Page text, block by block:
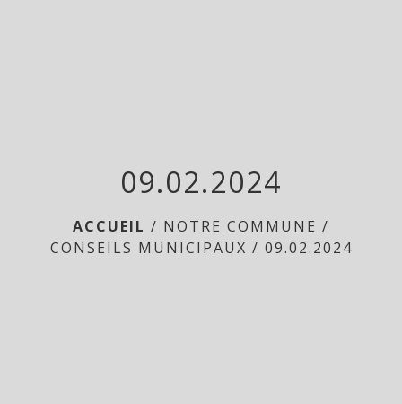
09.02.2024
ACCUEIL / NOTRE COMMUNE /
CONSEILS MUNICIPAUX / 09.02.2024